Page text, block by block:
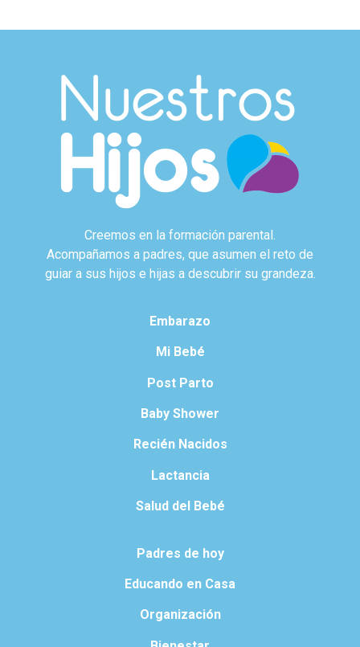
Creemos en la formación parental.
Acompañamos a padres, que asumen el reto de
guiar a sus hijos e hijas a descubrir su grandeza.
Embarazo
Mi Bebé
Post Parto
Baby Shower
Recién Nacidos
Lactancia
Salud del Bebé
Padres de hoy
Educando en Casa
Organización